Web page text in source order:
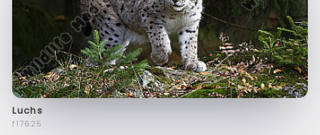
Luchs
f17625